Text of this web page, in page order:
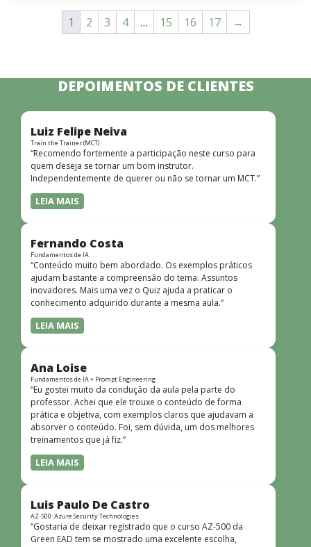
1 2 3 4 … 15 16 17 →
DEPOIMENTOS DE CLIENTES
Luiz Felipe Neiva
Train the Trainer (MCT)
“Recomendo fortemente a participação neste curso para
quem deseja se tornar um bom instrutor.
Independentemente de querer ou não se tornar um MCT.”
LEIA MAIS
Fernando Costa
Fundamentos de IA
“Conteúdo muito bem abordado. Os exemplos práticos
ajudam bastante a compreensão do tema. Assuntos
inovadores. Mais uma vez o Quiz ajuda a praticar o
conhecimento adquirido durante a mesma aula.”
LEIA MAIS
Ana Loise
Fundamentos de IA + Prompt Engineering
“Eu gostei muito da condução da aula pela parte do
professor. Achei que ele trouxe o conteúdo de forma
prática e objetiva, com exemplos claros que ajudavam a
absorver o conteúdo. Foi, sem dúvida, um dos melhores
treinamentos que já fiz.”
LEIA MAIS
Luis Paulo De Castro
AZ-500: Azure Security Technologies
“Gostaria de deixar registrado que o curso AZ-500 da
Green EAD tem se mostrado uma excelente escolha,